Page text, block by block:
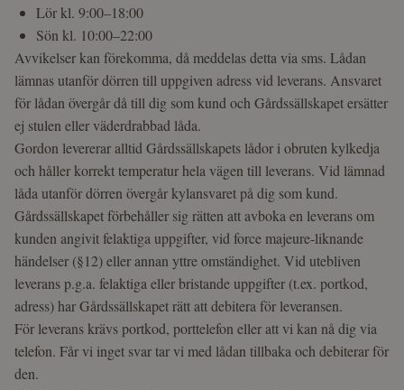
Lör kl. 9:00–18:00
Sön kl. 10:00–22:00
Avvikelser kan förekomma, då meddelas detta via sms. Lådan
lämnas utanför dörren till uppgiven adress vid leverans. Ansvaret
för lådan övergår då till dig som kund och Gårdssällskapet ersätter
ej stulen eller väderdrabbad låda.
Gordon levererar alltid Gårdssällskapets lådor i obruten kylkedja
och håller korrekt temperatur hela vägen till leverans. Vid lämnad
låda utanför dörren övergår kylansvaret på dig som kund.
Gårdssällskapet förbehåller sig rätten att avboka en leverans om
kunden angivit felaktiga uppgifter, vid force majeure-liknande
händelser (§12) eller annan yttre omständighet. Vid utebliven
leverans p.g.a. felaktiga eller bristande uppgifter (t.ex. portkod,
adress) har Gårdssällskapet rätt att debitera för leveransen.
För leverans krävs portkod, porttelefon eller att vi kan nå dig via
telefon. Får vi inget svar tar vi med lådan tillbaka och debiterar för
den.